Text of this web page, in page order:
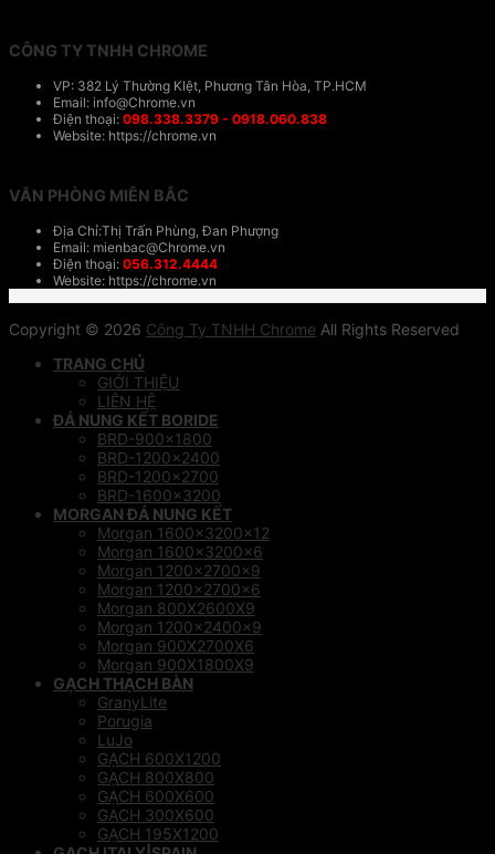
CÔNG TY TNHH CHROME
VP: 382 Lý Thường KIệt, Phương Tân Hòa, TP.HCM
Email: info@Chrome.vn
Điện thoại: 098.338.3379 - 0918.060.838
Website: https://chrome.vn
VĂN PHÒNG MIÊN BẮC
Địa Chỉ:Thị Trấn Phùng, Đan Phượng
Email: mienbac@Chrome.vn
Điện thoại: 056.312.4444
Website: https://chrome.vn
Copyright © 2026 Công Ty TNHH Chrome All Rights Reserved
TRANG CHỦ
GIỚI THIỆU
LIÊN HỆ
ĐÁ NUNG KẾT BORIDE
BRD-900×1800
BRD-1200×2400
BRD-1200×2700
BRD-1600×3200
MORGAN ĐÁ NUNG KẾT
Morgan 1600x3200x12
Morgan 1600x3200x6
Morgan 1200x2700x9
Morgan 1200x2700x6
Morgan 800X2600X9
Morgan 1200x2400x9
Morgan 900X2700X6
Morgan 900X1800X9
GẠCH THẠCH BÀN
GranyLite
Porugia
LuJo
GẠCH 600X1200
GẠCH 800X800
GẠCH 600X600
GACH 300X600
GẠCH 195X1200